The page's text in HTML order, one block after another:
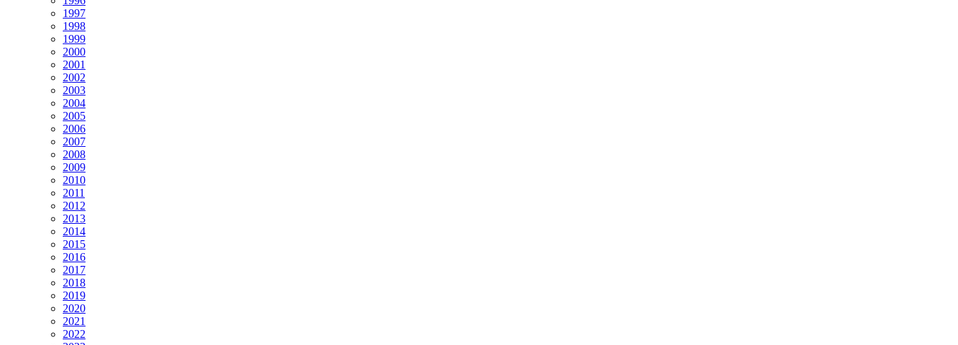
1997
1998
1999
2000
2001
2002
2003
2004
2005
2006
2007
2008
2009
2010
2011
2012
2013
2014
2015
2016
2017
2018
2019
2020
2021
2022